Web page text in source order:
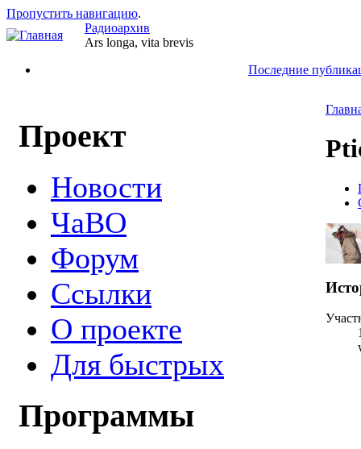
Пропустить навигацию.
Радиоархив
Ars longa, vita brevis
Последние
Проект
Новости
ЧаВО
Форум
Ссылки
О проекте
Для быстрых
Программы